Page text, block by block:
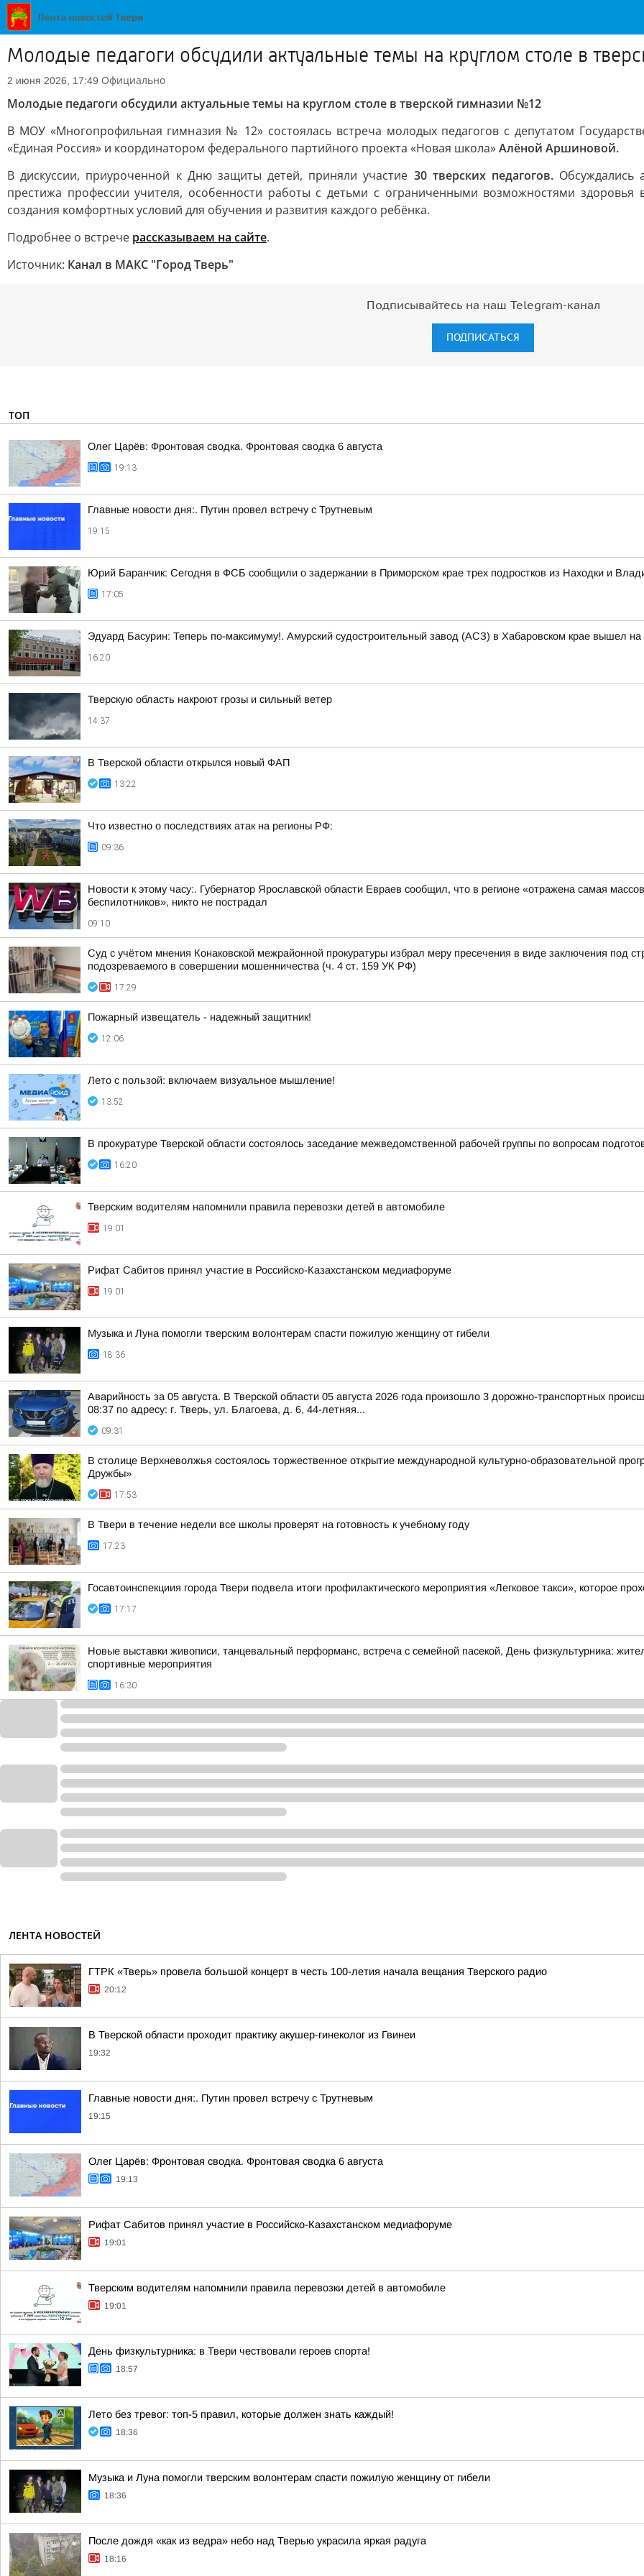
Молодые педагоги обсудили актуальные темы на круглом столе в
2 июня 2026, 17:49 Официально
Молодые педагоги обсудили актуальные темы на круглом столе в тверской гимназии №12
В МОУ «Многопрофильная гимназия № 12» состоялась встреча молодых педагогов с депутатом
«Единая Россия» и координатором федерального партийного проекта «Новая школа»Алёной Аршиновой.
В дискуссии, приуроченной к Дню защиты детей, приняли участие 30 тверских педагогов.Обсуждались
престижа профессии учителя, особенности работы с детьми с ограниченными возможностями здоровья
создания комфортных условий для обучения и развития каждого ребёнка.
Подробнее о встрече рассказываем на сайте.
Источник: Канал в МАКС "Город Тверь"
Подписывайтесь на наш Telegram-канал
ПОДПИСАТЬСЯ
ТОП
Олег Царёв: Фронтовая сводка. Фронтовая сводка 6 августа
19:13
Главные новости дня:. Путин провел встречу с Трутневым
19:15
Юрий Баранчик: Сегодня в ФСБ сообщили о задержании в Приморском крае трех подростков из Находки и
17:05
Эдуард Басурин: Теперь по-максимуму!. Амурский судостроительный завод (АСЗ) в Хабаровском крае вышел на
16:20
Тверскую область накроют грозы и сильный ветер
14:37
В Тверской области открылся новый ФАП
13:22
Что известно о последствиях атак на регионы РФ:
09:36
Новости к этому часу:. Губернатор Ярославской области Евраев сообщил, что в регионе «отражена самая
беспилотников», никто не пострадал
09:10
Суд с учётом мнения Конаковской межрайонной прокуратуры избрал меру пресечения в виде заключения под
подозреваемого в совершении мошенничества (ч. 4 ст. 159 УК РФ)
17:29
Пожaрный извещатель - надежный зaщитник!
12:06
Лето с пользой: включаем визуальное мышление!
13:52
В прокуратуре Тверской области состоялось заседание межведомственной рабочей группы по вопросам
16:20
Тверским водителям напомнили правила перевозки детей в автомобиле
19:01
Рифат Сабитов принял участие в Российско-Казахстанском медиафоруме
19:01
Музыка и Луна помогли тверским волонтерам спасти пожилую женщину от гибели
18:36
Аварийность за 05 августа. В Тверской области 05 августа 2026 года произошло 3 дорожно-транспортных
08:37 по адресу: г. Тверь, ул. Благоева, д. 6, 44-летняя...
09:31
В столице Верхневолжья состоялось торжественное открытие международной культурно-образовательной
Дружбы»
17:53
В Твери в течение недели все школы проверят на готовность к учебному году
17:23
Госавтоинспекциия города Твери подвела итоги профилактического мероприятия «Легковое такси», которое
17:17
Новые выставки живописи, танцевальный перформанс, встреча с семейной пасекой, День физкультурника:
спортивные мероприятия
16:30
ЛЕНТА НОВОСТЕЙ
ГТРК «Тверь» провела большой концерт в честь 100-летия начала вещания Тверского радио
20:12
В Тверской области проходит практику акушер-гинеколог из Гвинеи
19:32
Главные новости дня:. Путин провел встречу с Трутневым
19:15
Олег Царёв: Фронтовая сводка. Фронтовая сводка 6 августа
19:13
Рифат Сабитов принял участие в Российско-Казахстанском медиафоруме
19:01
Тверским водителям напомнили правила перевозки детей в автомобиле
19:01
День физкультурника: в Твери чествовали героев спорта!
18:57
Лето без тревог: топ-5 правил, которые должен знать каждый!
18:36
Музыка и Луна помогли тверским волонтерам спасти пожилую женщину от гибели
18:36
После дождя «как из ведра» небо над Тверью украсила яркая радуга
18:16